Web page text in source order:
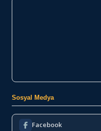
Sosyal Medya
Facebook